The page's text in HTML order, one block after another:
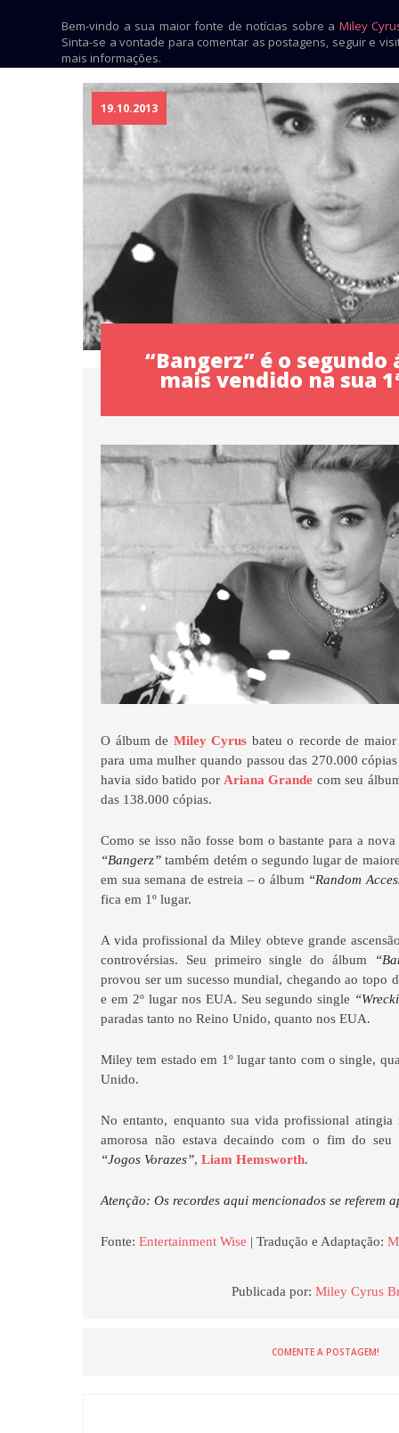
Bem-vindo a sua maior fonte de notícias sobre a Miley
Sinta-se a vontade para comentar as postagens, seguir e
mais informações.
19.10.2013
“Bangerz” é o
mais vendido na sua
O álbum de Miley Cyrus bateu o recorde de
para uma mulher quando passou das 270.000
havia sido batido por Ariana Grande com seu
das 138.000 cópias.
Como se isso não fosse bom o bastante para a
“Bangerz” também detém o segundo lugar de
em sua semana de estreia – o álbum “Random
fica em 1º lugar.
A vida profissional da Miley obteve grande
controvérsias. Seu primeiro single do álbum
provou ser um sucesso mundial, chegando ao topo
e em 2º lugar nos EUA. Seu segundo single
paradas tanto no Reino Unido, quanto nos EUA.
Miley tem estado em 1º lugar tanto com o single,
Unido.
No entanto, enquanto sua vida profissional atingia
amorosa não estava decaindo com o fim do
“Jogos Vorazes”,Liam Hemsworth.
Atenção: Os recordes aqui mencionados se referem
Fonte:Entertainment Wise | Tradução e Adaptação:
Publicada por:Miley Cyrus
COMENTE A POSTAGEM!